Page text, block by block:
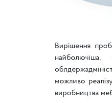
Вирішення
найболючіша,
можливо
виробництва